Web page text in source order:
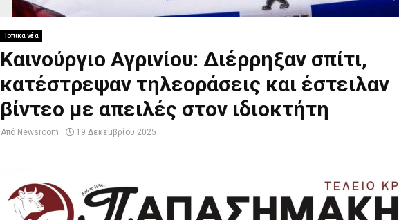
Τοπικά νέα
Καινούργιο Αγρινίου: Διέρρηξαν σπίτι,
κατέστρεψαν τηλεοράσεις και έστειλαν
βίντεο με απειλές στον ιδιοκτήτη
Από Newsroom 19 Δεκεμβρίου 2025